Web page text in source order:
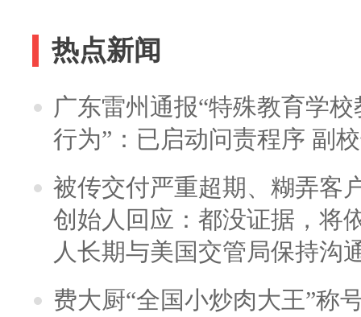
热点新闻
广东雷州通报“特殊教育学
行为”：已启动问责程序 副
被传交付严重超期、糊弄客
创始人回应：都没证据，将
人长期与美国交管局保持沟
费大厨“全国小炒肉大王”称